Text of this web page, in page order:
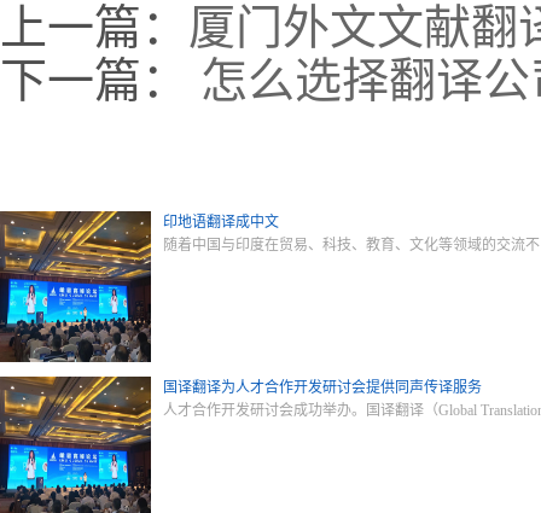
上一篇： 厦门外文文献翻
下一篇：
怎么选择翻译公
印地语翻译成中文
随着中国与印度在贸易、科技、教育、文化等领域的交流
国译翻译为人才合作开发研讨会提供同声传译服务
人才合作开发研讨会成功举办。国译翻译（Global